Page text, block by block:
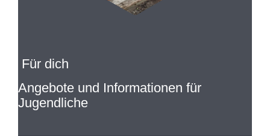
Für dich
Angebote und Informationen für
Jugendliche